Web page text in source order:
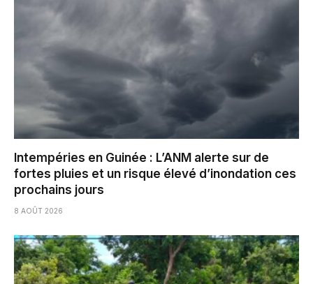
Intempéries en Guinée : L’ANM alerte sur de
fortes pluies et un risque élevé d’inondation ces
prochains jours
8 AOÛT 2026